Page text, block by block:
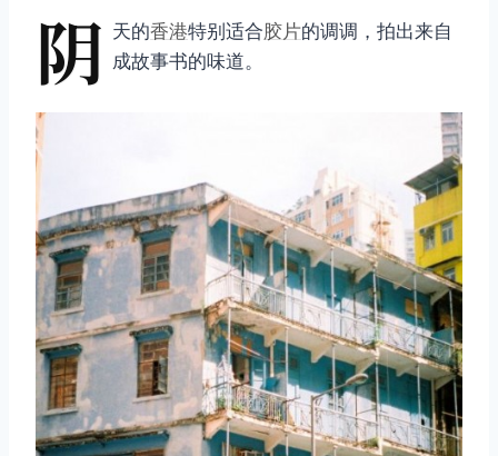
阴 天的香港特别适合胶片的调调，拍出来自
成故事书的味道。